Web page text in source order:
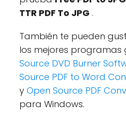
TTR PDF To JPG .
También te pueden
los mejores programas
Source DVD Burner
Source PDF to Word
y Open Source PDF
para Windows.